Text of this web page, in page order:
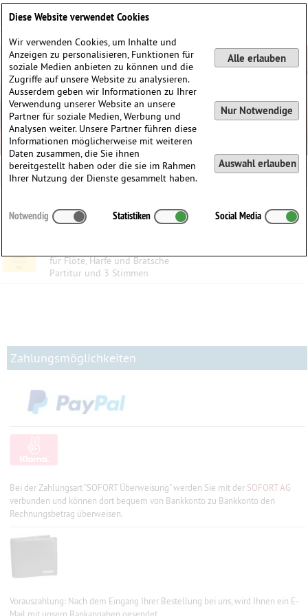
für Flöte, Harfe und Bratsche
Partitur und 3 Stimmen
Zahlungsmöglichkeiten
Bei der Zahlungsart "SOFORT Überweisung" werden Sie mit der SOFORT AG
verbunden und können dort bequem von Bankkonto zu Bankkonto den
Rechnungsbetrag überweisen.
Vorauszahlung: Nach dem Eingang Ihrer Bestellung bei uns, wird Ihnen ein E-
Diese Website verwendet Cookies
Wir verwenden Cookies, um Inhalte und
Anzeigen zu personalisieren, Funktionen für
soziale Medien anbieten zu können und die
Zugriffe auf unsere Website zu analysieren.
Ausserdem geben wir Informationen zu Ihrer
Verwendung unserer Website an unsere
Partner für soziale Medien, Werbung und
Analysen weiter. Unsere Partner führen diese
Informationen möglicherweise mit weiteren
Daten zusammen, die Sie ihnen
bereitgestellt haben oder die sie im Rahmen
Ihrer Nutzung der Dienste gesammelt haben.
Alle erlauben
Nur Notwendige
Auswahl erlauben
Notwendig Statistiken Social Media